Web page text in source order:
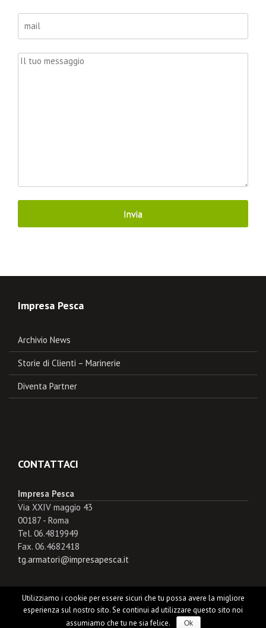
Impresa Pesca
Archivio News
Storie di Clienti – Marinerie
Diventa Partner
CONTATTACI
Impresa Pesca
Via XXIV maggio 43
00187 - Roma
Tel. 06.4819949
Fax. 06.4682418
tg.armatori@impresapesca.it
Impresa Pesca
Utilizziamo i cookie per essere sicuri che tu possa avere la migliore
esperienza sul nostro sito. Se continui ad utilizzare questo sito noi
assumiamo che tu ne sia felice.
Ok